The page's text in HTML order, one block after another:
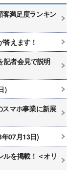
満足度ランキン
答えます！
記者会見で説明
マホ事業に新展
07月13日)
ルを掲載！＜オリ